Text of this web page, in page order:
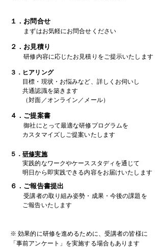
１．お問合せ
まずはお気軽にお問合せください
２．お見積り
​研修内容に応じたお見積りをご提示いたします
３．ヒアリング
目標・現状・お悩みなど、詳しくお伺いし
共通認識を築きます
（対面／オンライン／メール）
４．ご提案書
​御社にとって最適な研修プログラムを
カスタマイズしご提案いたします
５．研修実施
​実践的なワークやケーススタディを通じて
​ 明日から即実践できる内容をお届けいたします
６．ご報告書提出
​受講者の取り組み姿勢・成果・今後の課題を
ご報告いたします
※ 効果的に研修を進めるために、受講者の皆様に
「事前アンケート」を実施する場合もあります